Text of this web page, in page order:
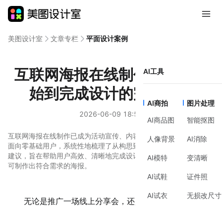
AI工具
AI商拍
AI商品图
人像背景
AI模特
AI试鞋
AI试衣
图片处理
智能抠图
AI消除
变清晰
证件照
无损改尺寸
美图设计室 文章专栏 平面设计案例
互联网海报在线制作：从零开
始到完成设计的完整思路
2026-06-09 18:54
互联网海报在线制作已成为活动宣传、内容推广的常见需求。本文
面向零基础用户，系统性地梳理了从构思到完成的完整流程与实用
建议，旨在帮助用户高效、清晰地完成设计，无需专业软件技能即
可制作出符合需求的海报。
无论是推广一场线上分享会，还是为社交媒体创作一张